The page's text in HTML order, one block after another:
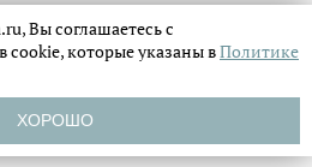
Вы соглашаетесь с
cookie, которые указаны вПолитике
ХОРОШО